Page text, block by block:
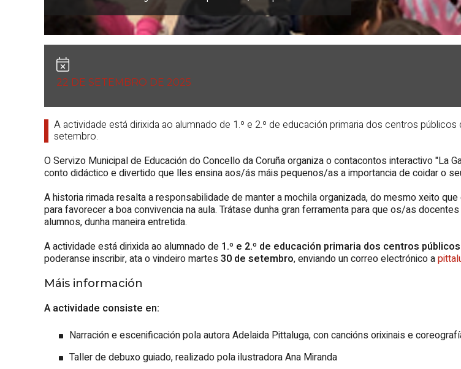
22 DE SETEMBRO DE 2025
A actividade está dirixida ao alumnado de 1.º e 2.º de educación primaria dos centros
setembro.
O Servizo Municipal de Educación do Concello da Coruña organiza o contacontos interactivo "La
conto didáctico e divertido que lles ensina aos/ás máis pequenos/as a importancia de coidar o
A historia rimada resalta a responsabilidade de manter a mochila organizada, do mesmo xeito
para favorecer a boa convivencia na aula. Trátase dunha gran ferramenta para que os/as
alumnos, dunha maneira entretida.
A actividade está dirixida ao alumnado de 1.º e 2.º de educación primaria dos centros
poderanse inscribir, ata o vindeiro martes 30 de setembro, enviando un correo electrónico a
Máis información
A actividade consiste en:
Narración e escenificación pola autora Adelaida Pittaluga, con cancións orixinais e
Taller de debuxo guiado, realizado pola ilustradora Ana Miranda